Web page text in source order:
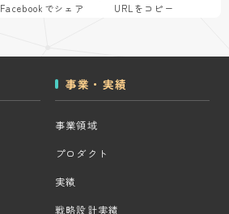
Facebookでシェア URLをコピー
事業・実績
事業領域
プロダクト
実績
戦略設計実績